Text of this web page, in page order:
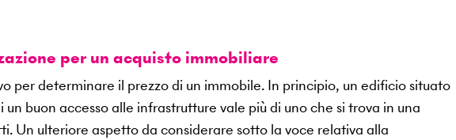
per un acquisto immobiliare
per determinare il prezzo di un immobile. In principio, un edificio situato
buon accesso alle infrastrutture vale più di uno che si trova in una
Un ulteriore aspetto da considerare sotto la voce relativa alla